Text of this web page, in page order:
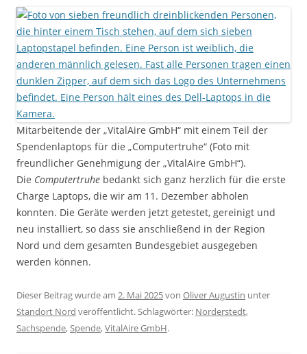
Mitarbeitende der „VitalAire GmbH“ mit einem Teil der
Spendenlaptops für die „Computertruhe“ (Foto mit
freundlicher Genehmigung der „VitalAire GmbH“).
Die Computertruhe bedankt sich ganz herzlich für die erste
Charge Laptops, die wir am 11. Dezember abholen
konnten. Die Geräte werden jetzt getestet, gereinigt und
neu installiert, so dass sie anschließend in der Region
Nord und dem gesamten Bundesgebiet ausgegeben
werden können.
Dieser Beitrag wurde am 2. Mai 2025von Oliver Augustin unter
Standort Nord veröffentlicht. Schlagwörter: Norderstedt,
Sachspende,Spende,VitalAire GmbH.